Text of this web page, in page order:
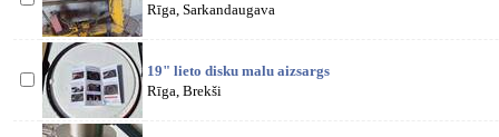
Rīga, Sarkandaugava
19" lieto disku malu aizsargs
Rīga, Brekši